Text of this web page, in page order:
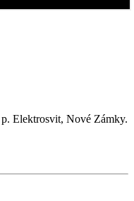
Elektrosvit, Nové Zámky.